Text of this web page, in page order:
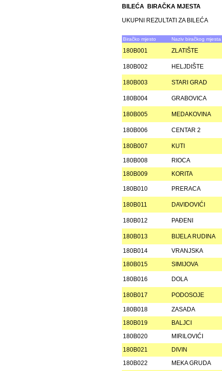
BILEĆA BIRAČKA MJESTA
UKUPNI REZULTATI ZA BILEĆA
Biračko mjesto Naziv biračkog mjesta
180B001 ZLATIŠTE
180B002 HELJDIŠTE
180B003 STARI GRAD
180B004 GRABOVICA
180B005 MEDAKOVINA
180B006 CENTAR 2
180B007 KUTI
180B008
RIOCA
180B009
KORITA
180B010 PRERACA
180B011 DAVIDOVIĆI
180B012 PAÐENI
180B013 BIJELA RUDINA
180B014
VRANJSKA
180B015
SIMIJOVA
180B016 DOLA
180B017 PODOSOJE
180B018
ZASADA
180B019
BALJCI
180B020
MIRILOVIĆI
180B021
DIVIN
180B022
MEKA GRUDA